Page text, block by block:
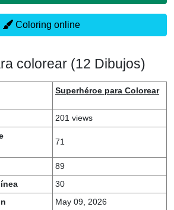
Coloring online
colorear (12 Dibujos)
Superhéroe para Colorear
201 views
71
89
30
May 09, 2026